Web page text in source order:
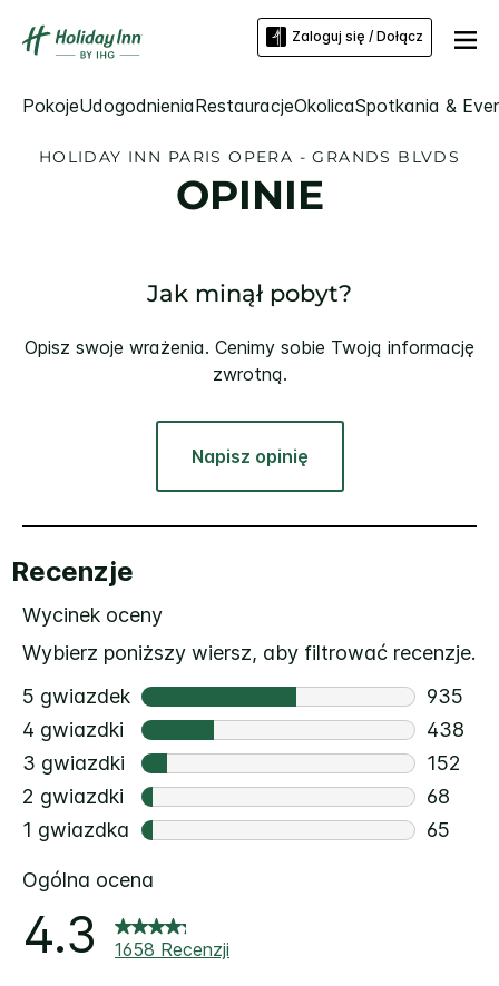
Zaloguj się / Dołącz
PokojeUdogodnieniaRestauracjeOkolicaSpotkania &
HOLIDAY INN PARIS OPERA - GRANDS BLVDS
OPINIE
Jak minął pobyt?
Opisz swoje wrażenia. Cenimy sobie Twoją informację
zwrotną.
Napisz opinię